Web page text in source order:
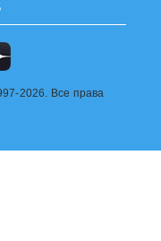
2026. Все права